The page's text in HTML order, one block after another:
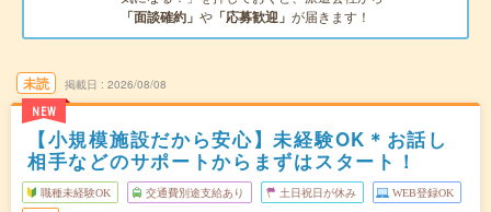
「面談確約」 や 「応募歓迎」 が届きます！
未読
NEW
掲載日 2026/08/08
【小規模施設だから安心】未経験OK＊お話し
相手などのサポートからまずはスタート！
職種未経験OK 交通費別途支給あり 土日祝日が休み WEB登録OK